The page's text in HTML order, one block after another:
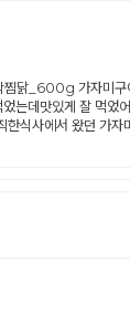
찜닭_600g 가자미
데맛있게 잘 먹었
식사에서 왔던 가자